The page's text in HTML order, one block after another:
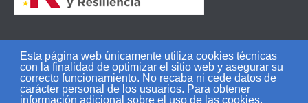
Esta página web únicamente utiliza cookies técnicas
con la finalidad de optimizar el sitio web y asegurar su
correcto funcionamiento. No recaba ni cede datos de
carácter personal de los usuarios. Para obtener
información adicional sobre el uso de las cookies,
Aviso legal|Política de privacidad| Política de
cookies